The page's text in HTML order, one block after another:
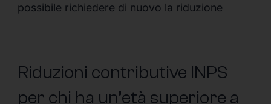
possibile richiedere di nuovo la riduzione
Riduzioni contributive INPS
per chi ha un’età superiore a